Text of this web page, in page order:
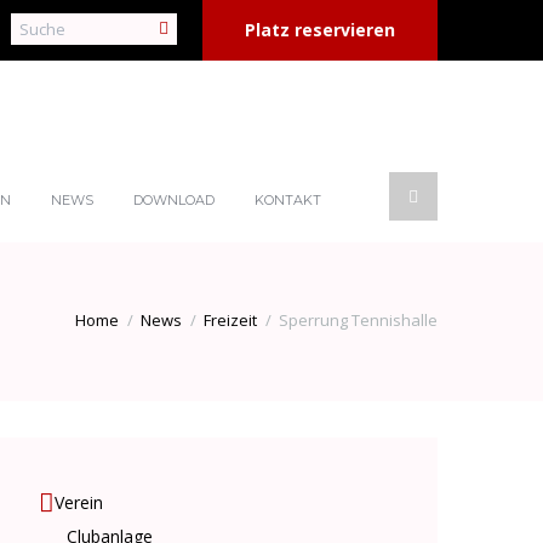
Platz reservieren
NEWS DOWNLOAD KONTAKT
Home News Freizeit Sperrung Tennishalle
Verein
Clubanlage